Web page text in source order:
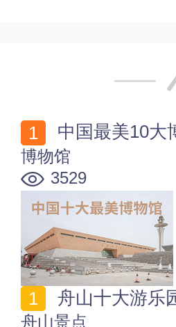
中国最美10大
博物馆
3529
舟山十大游乐
舟山景点